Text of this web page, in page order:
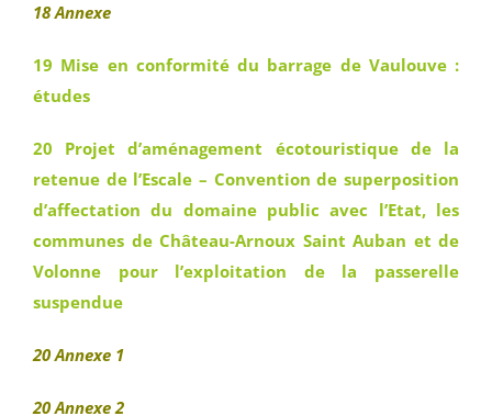
18 Annexe
19 Mise en conformité du barrage de Vaulouve :
études
20 Projet d’aménagement écotouristique de la
retenue de l’Escale – Convention de superposition
d’affectation du domaine public avec l’Etat, les
communes de Château-Arnoux Saint Auban et de
Volonne pour l’exploitation de la passerelle
suspendue
20 Annexe 1
20 Annexe 2